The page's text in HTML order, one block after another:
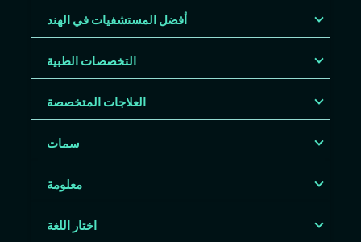
أفضل المستشفيات في الهند
التخصصات الطبية
العلاجات المتخصصة
سمات
معلومة
اختار اللغة